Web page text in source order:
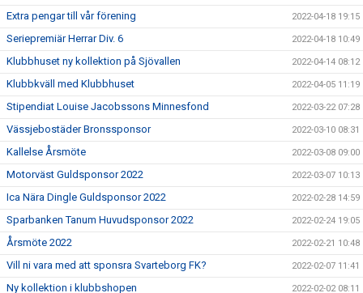
Extra pengar till vår förening 2022-04-18 19:15
Seriepremiär Herrar Div. 6 2022-04-18 10:49
Klubbhuset ny kollektion på Sjövallen 2022-04-14 08:12
Klubbkväll med Klubbhuset 2022-04-05 11:19
Stipendiat Louise Jacobssons Minnesfond 2022-03-22 07:28
Vässjebostäder Bronssponsor 2022-03-10 08:31
Kallelse Årsmöte 2022-03-08 09:00
Motorväst Guldsponsor 2022 2022-03-07 10:13
Ica Nära Dingle Guldsponsor 2022 2022-02-28 14:59
Sparbanken Tanum Huvudsponsor 2022 2022-02-24 19:05
Årsmöte 2022 2022-02-21 10:48
Vill ni vara med att sponsra Svarteborg FK? 2022-02-07 11:41
Ny kollektion i klubbshopen 2022-02-02 08:11